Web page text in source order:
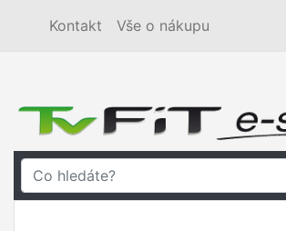
Kontakt Vše o nákupu